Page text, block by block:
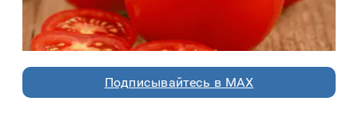
Подписывайтесь в MAX